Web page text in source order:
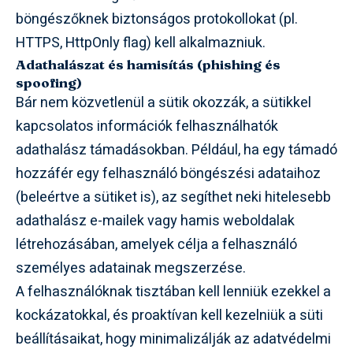
böngészőknek biztonságos protokollokat (pl.
HTTPS, HttpOnly flag) kell alkalmazniuk.
Adathalászat és hamisítás (phishing és
spoofing)
Bár nem közvetlenül a sütik okozzák, a sütikkel
kapcsolatos információk felhasználhatók
adathalász támadásokban. Például, ha egy támadó
hozzáfér egy felhasználó böngészési adataihoz
(beleértve a sütiket is), az segíthet neki hitelesebb
adathalász e-mailek vagy hamis weboldalak
létrehozásában, amelyek célja a felhasználó
személyes adatainak megszerzése.
A felhasználóknak tisztában kell lenniük ezekkel a
kockázatokkal, és proaktívan kell kezelniük a süti
beállításaikat, hogy minimalizálják az adatvédelmi